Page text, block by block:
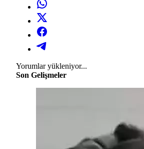
Yorumlar yükleniyor...
Son Gelişmeler